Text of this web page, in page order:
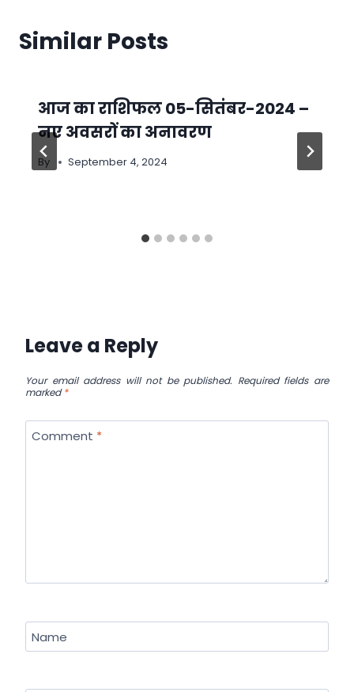
Similar Posts
आज का राशिफल 05-सितंबर-2024 –
नए अवसरों का अनावरण
By September 4, 2024
Leave a Reply
Your email address will not be published. Required fields are
marked*
Comment *
Name